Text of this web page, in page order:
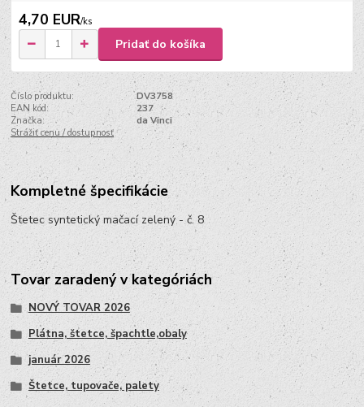
4,70 EUR/ks
Pridať do košíka
Číslo produktu:
DV3758
EAN kód:
237
Značka:
da Vinci
Strážiť cenu / dostupnosť
Kompletné špecifikácie
Štetec syntetický mačací zelený - č. 8
Tovar zaradený v kategóriách
NOVÝ TOVAR 2026
Plátna, štetce, špachtle,obaly
január 2026
Štetce, tupovače, palety